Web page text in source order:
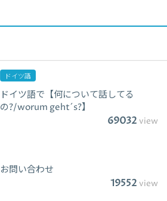
ドイツ語
ドイツ語で【何について話してる
の?/worum geht´s?】
69032 view
お問い合わせ
19552 view